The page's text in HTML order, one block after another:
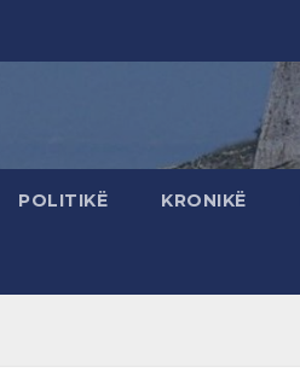
POLITIKË KRONIKË